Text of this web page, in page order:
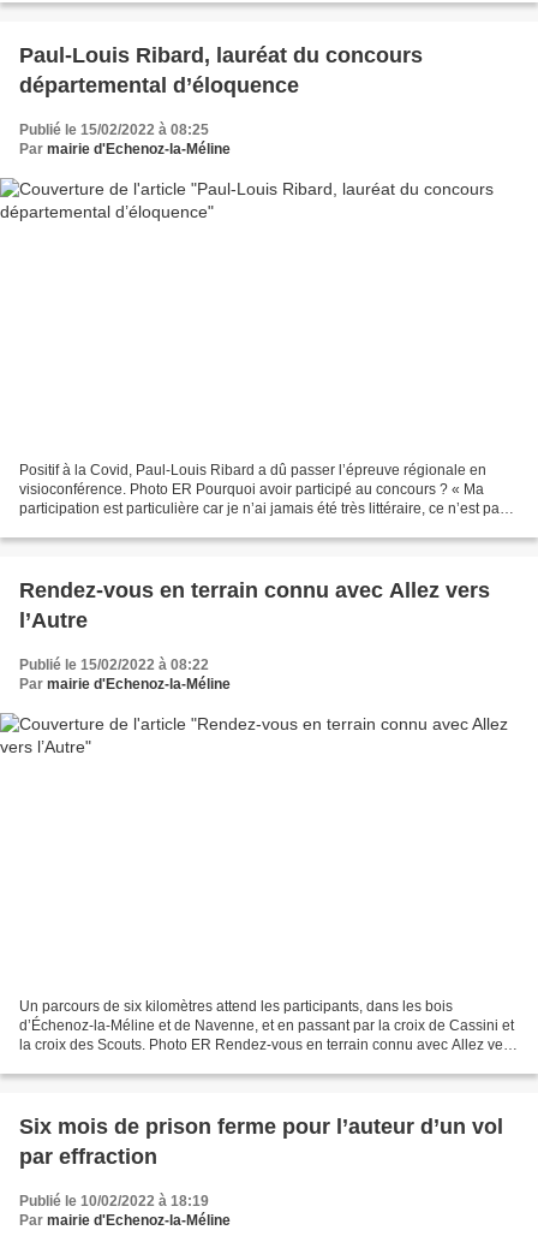
Paul-Louis Ribard, lauréat du concours
départemental d’éloquence
Publié le 15/02/2022 à 08:25
Par mairie d'Echenoz-la-Méline
Positif à la Covid, Paul-Louis Ribard a dû passer l’épreuve régionale en
visioconférence. Photo ER Pourquoi avoir participé au concours ? « Ma
participation est particulière car je n’ai jamais été très littéraire, ce n’est pas
Rendez-vous en terrain connu avec Allez vers
l’Autre
Publié le 15/02/2022 à 08:22
Par mairie d'Echenoz-la-Méline
Un parcours de six kilomètres attend les participants, dans les bois
d’Échenoz-la-Méline et de Navenne, et en passant par la croix de Cassini et
la croix des Scouts. Photo ER Rendez-vous en terrain connu avec Allez vers
Six mois de prison ferme pour l’auteur d’un vol
par effraction
Publié le 10/02/2022 à 18:19
Par mairie d'Echenoz-la-Méline